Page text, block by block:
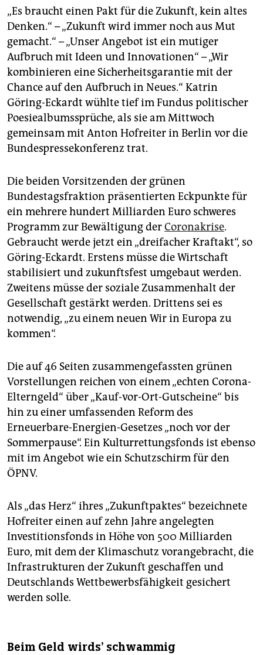
genossenschaft
epaper login
„Es braucht einen Pakt für die Zukunft, kein altes
Denken.“ – „Zukunft wird immer noch aus Mut
gemacht.“ – „Unser Angebot ist ein mutiger
Aufbruch mit Ideen und Innovationen“ – „Wir
kombinieren eine Sicherheitsgarantie mit der
Chance auf den Aufbruch in Neues.“ Katrin
Göring-Eckardt wühlte tief im Fundus politischer
Poesie­albumssprüche, als sie am Mittwoch
gemeinsam mit Anton Hofreiter in Berlin vor die
Bundespressekonferenz trat.
Die beiden Vorsitzenden der grünen
Bundestagsfraktion präsentierten Eckpunkte für
ein mehrere hundert Milliarden Euro schweres
Programm zur Bewältigung derCorona­krise.
Gebraucht werde jetzt ein „dreifacher Kraftakt“, so
Göring-Eckardt. Erstens müsse die Wirtschaft
stabilisiert und zukunftsfest umgebaut werden.
Zweitens müsse der soziale Zusammenhalt der
Gesellschaft gestärkt werden. Drittens sei es
notwendig, „zu einem neuen Wir in Europa zu
kommen“.
Die auf 46 Seiten zusammengefassten grünen
Vorstellungen reichen von einem „echten Corona-
Elterngeld“ über „Kauf-vor-Ort-Gutscheine“ bis
hin zu einer umfassenden Reform des
Erneuerbare-Energien-Gesetzes „noch vor der
Sommerpause“. Ein Kulturrettungsfonds ist ebenso
mit im Angebot wie ein Schutzschirm für den
ÖPNV.
Als „das Herz“ ihres „Zukunftpaktes“ bezeichnete
Hofreiter einen auf zehn Jahre angelegten
Investitionsfonds in Höhe von 500 Milliarden
Euro, mit dem der Klimaschutz vorangebracht, die
Infrastrukturen der Zukunft geschaffen und
Deutschlands Wettbewerbsfähigkeit gesichert
werden solle.
Beim Geld wirds' schwammig